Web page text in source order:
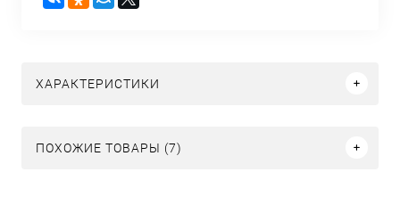
ХАРАКТЕРИСТИКИ
ПОХОЖИЕ ТОВАРЫ (7)